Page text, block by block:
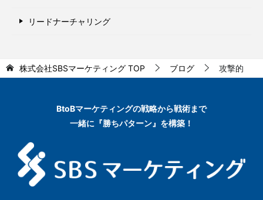
リードナーチャリング
株式会社SBSマーケティング TOP ブログ 攻撃的
BtoBマーケティングの戦略から戦術まで
一緒に『勝ちパターン』を構築！